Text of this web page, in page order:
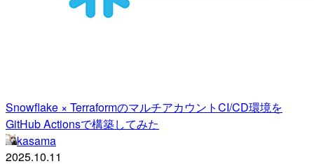
Snowflake × TerraformのマルチアカウントCI/CD環境を
GitHub Actionsで構築してみた
kasama
2025.10.11